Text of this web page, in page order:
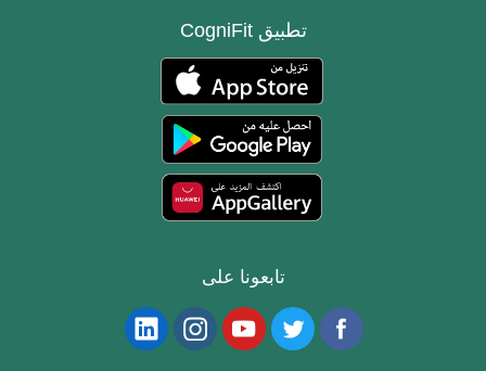
تطبيق CogniFit
تابعونا على